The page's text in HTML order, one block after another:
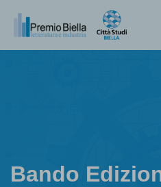
Bando